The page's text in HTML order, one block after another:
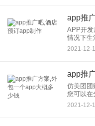
app推
APP开发
情况下生
需要关注
2021-12-
app推
仿美团团购
您可以在分区
电商网站
2.较新版
2021-12-